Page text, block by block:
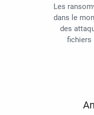
Les
dans le
des
fichiers